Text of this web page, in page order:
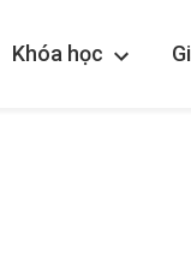
Khóa học